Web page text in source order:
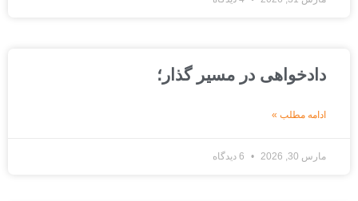
دادخواهی در مسیر گذار؛
ادامه مطلب »
مارس 30, 2026 6 دیدگاه